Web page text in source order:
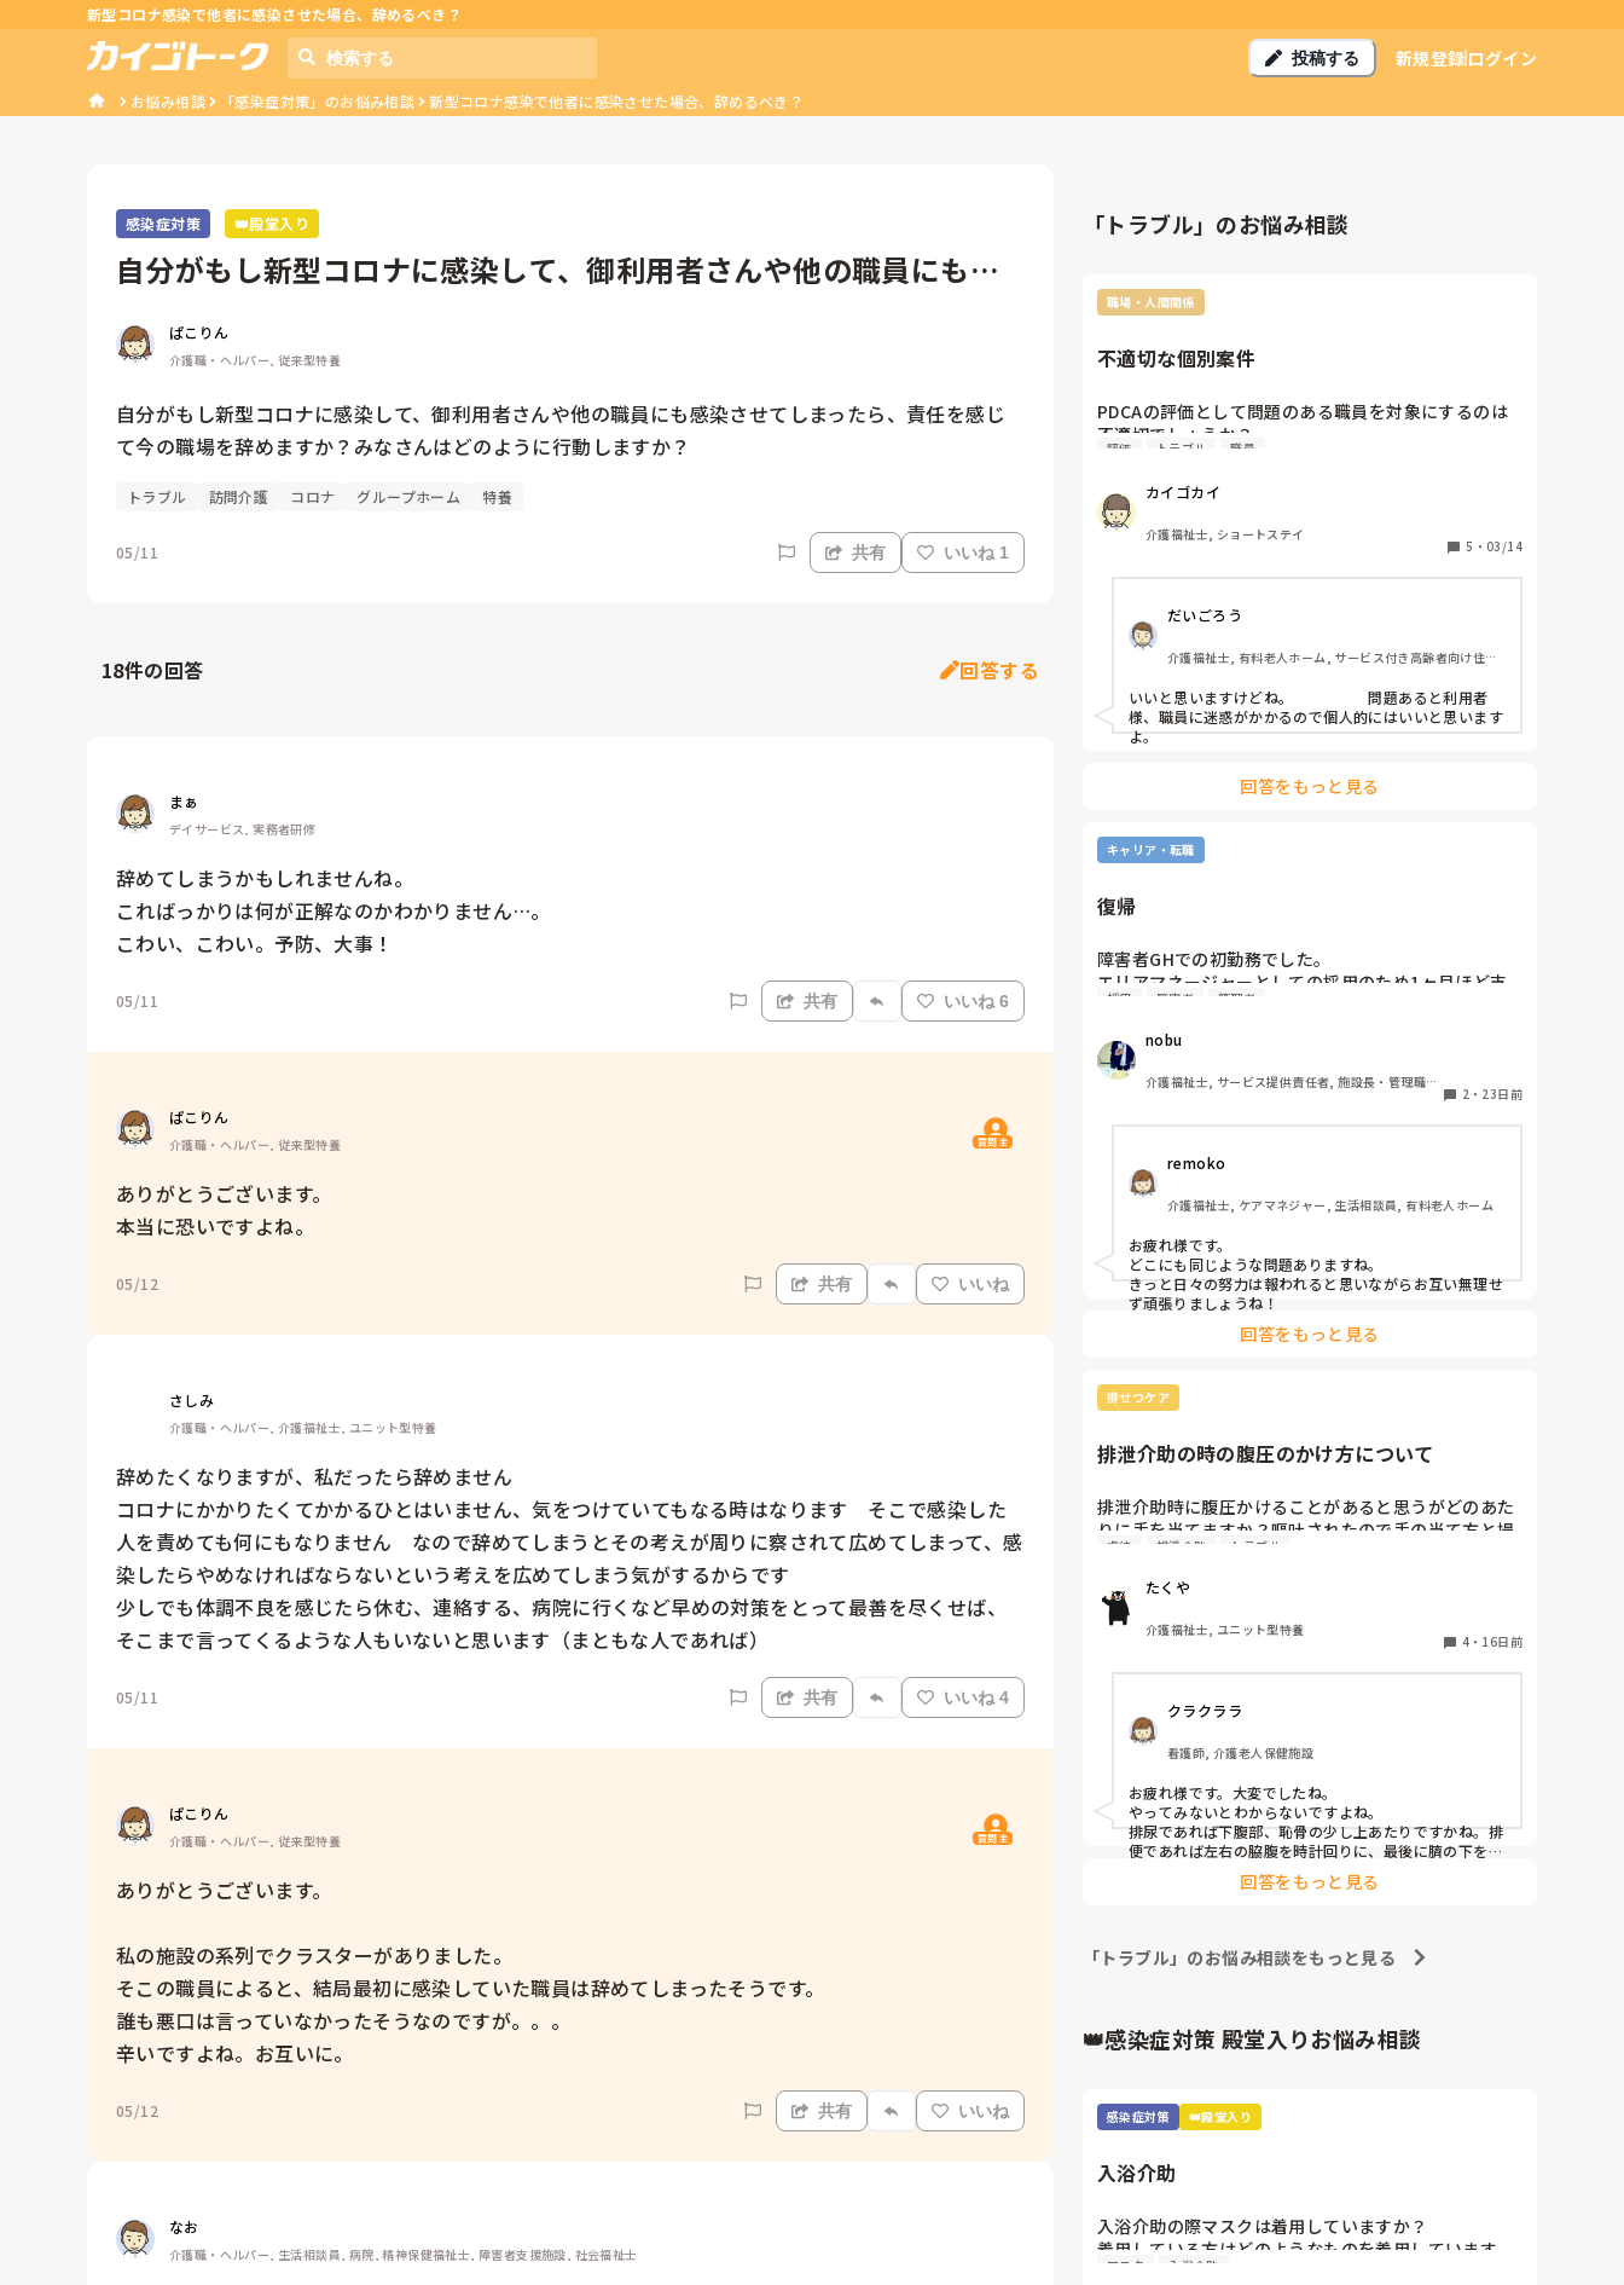
新型コロナ感染で他者に感染させた場合、辞めるべき？
投稿する 新規登録ログイン
お悩み相談 「感染症対策」のお悩み相談 新型コロナ感染で他者に感染させた場合、辞めるべき？
感染症対策 👑殿堂入り
自分がもし新型コロナに感染して、御利用者さんや他の職員にも感
ぱこりん
介護職・ヘルパー, 従来型特養
自分がもし新型コロナに感染して、御利用者さんや他の職員にも感染させてしまったら、責任を感じ
て今の職場を辞めますか？みなさんはどのように行動しますか？
トラブル 訪問介護 コロナ グループホーム 特養
05/11 共有 いいね 1
18件の回答 回答する
まぁ
デイサービス, 実務者研修
辞めてしまうかもしれませんね。
こればっかりは何が正解なのかわかりません…。
こわい、こわい。予防、大事！
05/11 共有 いいね 6
ぱこりん
介護職・ヘルパー, 従来型特養 質問主
ありがとうございます。
本当に恐いですよね。
05/12 共有 いいね
さしみ
介護職・ヘルパー, 介護福祉士, ユニット型特養
辞めたくなりますが、私だったら辞めません
コロナにかかりたくてかかるひとはいません、気をつけていてもなる時はなります　そこで感染した
人を責めても何にもなりません　なので辞めてしまうとその考えが周りに察されて広めてしまって、感
染したらやめなければならないという考えを広めてしまう気がするからです
少しでも体調不良を感じたら休む、連絡する、病院に行くなど早めの対策をとって最善を尽くせば、
05/11 共有 いいね 4
ぱこりん
介護職・ヘルパー, 従来型特養 質問主
ありがとうございます。
私の施設の系列でクラスターがありました。
そこの職員によると、結局最初に感染していた職員は辞めてしまったそうです。
誰も悪口は言っていなかったそうなのですが。。。
辛いですよね。お互いに。
05/12 共有 いいね
なお
介護職・ヘルパー, 生活相談員, 病院, 精神保健福祉士, 障害者支援施設, 社会福祉士
「トラブル」のお悩み相談
職場・人間関係
不適切な個別案件
PDCAの評価として問題のある職員を対象にするのは
不適切でしょうか？
評価 トラブル 職員
カイゴカイ
介護福祉士, ショートステイ
5 ・ 03/14
だいごろう
介護福祉士, 有料老人ホーム, サービス付き高齢者向け住宅,
いいと思いますけどね。　　　　　問題あると利用者
様、職員に迷惑がかかるので個人的にはいいと思います
よ。
回答をもっと見る
キャリア・転職
復帰
障害者GHでの初勤務でした。
エリアマネージャーとしての採用のため1ヶ月ほど支
援に触れながら管理者業務を教わり1ヶ月半後に自担
統括マネージャーである上司目線での現状の問題点を
聞くと
お局様の新人いびり、癖強職員の独断支援などな
まあどこの施設でも同じような問題に頭を悩ませてる
んだなあ
昨日より今日、今日より明日。
少しでも良くなってたらまずはそれでよし。
気を張りすぎず心に余裕を持ち明日も頑張ります。
採用 障害者 管理者
nobu
介護福祉士, サービス提供責任者, 施設長・管理職,
2 ・ 23日前
remoko
介護福祉士, ケアマネジャー, 生活相談員, 有料老人ホーム
お疲れ様です。
どこにも同じような問題ありますね。
きっと日々の努力は報われると思いながらお互い無理せ
ず頑張りましょうね！
回答をもっと見る
排せつケア
排泄介助の時の腹圧のかけ方について
排泄介助時に腹圧かけることがあると思うがどのあた
りに手を当てますか？嘔吐されたので手の当て方と場
所が悪かったのかと反省していますが虐待ではないか
虐待 排泄介助 トラブル
たくや
介護福祉士, ユニット型特養
4・ 16日前
クラクララ
看護師, 介護老人保健施設
お疲れ様です。大変でしたね。
やってみないとわからないですよね。
排尿であれば下腹部、恥骨の少し上あたりですかね。排
便であれば左右の脇腹を時計回りに、最後に臍の下を押
すといいと思います。もし間違えていたとしても手の当
て方の問題だけで吐いたとは限らないと思います。自分
回答をもっと見る
「トラブル」のお悩み相談をもっと見る
👑感染症対策 殿堂入りお悩み相談
感染症対策 👑殿堂入り
入浴介助
入浴介助の際マスクは着用していますか？
着用している方はどのようなものを着用しています
か？
マスク 入浴介助